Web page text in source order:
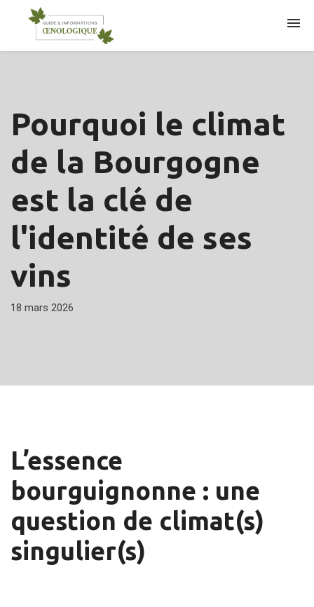
Pourquoi le climat
de la Bourgogne
est la clé de
l'identité de ses
vins
18 mars 2026
L’essence
bourguignonne : une
question de climat(s)
singulier(s)